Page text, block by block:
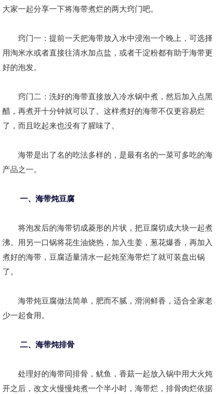
大家一起分享一下将海带煮烂的两大窍门吧。
窍门一：提前一天把海带放入水中浸泡一个晚上，可选择
用淘米水或者直接往清水加点盐，或者干淀粉都有助于海带更
好的泡发。
窍门二：洗好的海带直接放入冷水锅中煮，然后加入点黑
醋，再煮开十分钟就可以了。这样煮好的海带不仅更容易烂
了，而且吃起来也没有了腥味了。
海带是出了名的吃法多样的，是最有名的一菜可多吃的海
产品之一。
一、海带炖豆腐
将泡发后的海带切成菱形的片状，把豆腐切成大块一起煮
沸。用另一口锅将花生油烧热，加入生姜，葱花爆香，再加入
煮好的海带，豆腐适量清水一起炖至海带烂了就可装盘出锅
了。
海带炖豆腐做法简单，肥而不腻，滑润鲜香，适合全家老
少一起食用。
二、海带炖排骨
处理好的海带同排骨，鱿鱼，香菇一起放入锅中用大火炖
开之后，改文火慢慢炖煮一个半小时，海带烂，排骨肉烂依据